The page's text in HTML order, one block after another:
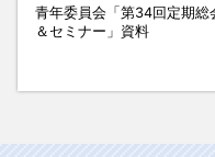
青年委員会「第34回定期総
＆セミナー」資料